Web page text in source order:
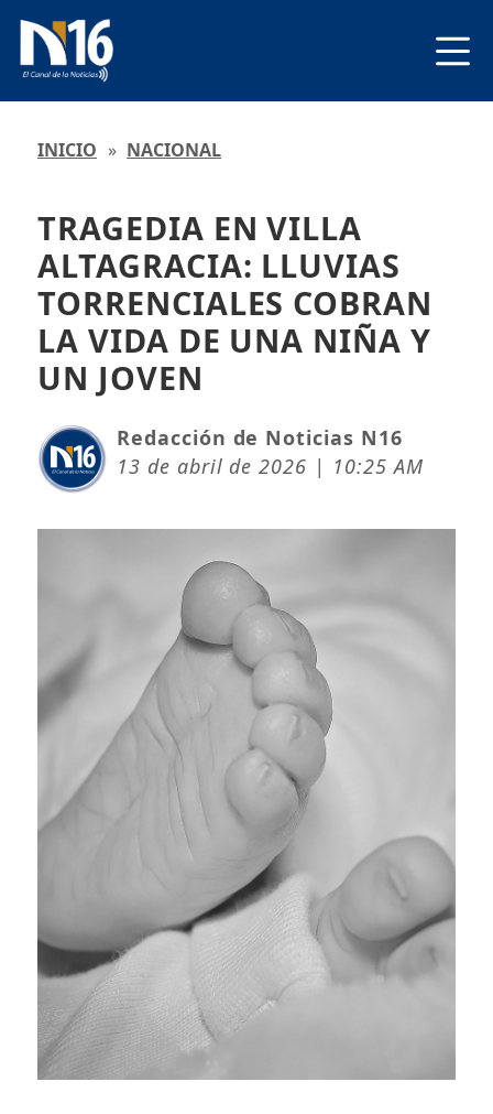
INICIO » NACIONAL
TRAGEDIA EN VILLA
ALTAGRACIA: LLUVIAS
TORRENCIALES COBRAN
LA VIDA DE UNA NIÑA Y
UN JOVEN
Redacción de Noticias N16
13 de abril de 2026 | 10:25 AM